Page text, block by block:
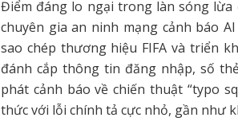
Điểm đáng lo ngại trong làn sóng lừa
chuyên gia an ninh mạng cảnh báo
sao chép thương hiệu FIFA và triển
đánh cắp thông tin đăng nhập, số
phát cảnh báo về chiến thuật “typo
thức với lỗi chính tả cực nhỏ, gần như